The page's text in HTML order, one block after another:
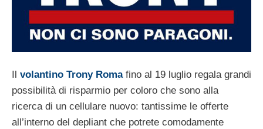
volantino Trony Romafino al 19 luglio regala grandi
possibilità di risparmio per coloro che sono alla
ricerca di un cellulare nuovo: tantissime le offerte
all’interno del depliant che potrete comodamente